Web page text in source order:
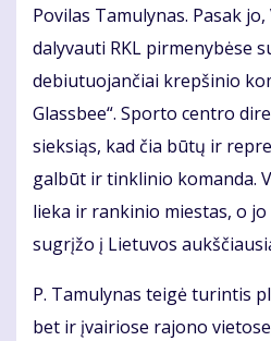
Povilas Tamulynas. Pasak
dalyvauti RKL pirmenybėse
debiutuojančiai krepšinio
Glassbee“. Sporto centro
sieksiąs, kad čia būtų ir
galbūt ir tinklinio komanda.
lieka ir rankinio miestas, o jo
sugrįžo į Lietuvos
P. Tamulynas teigė turintis
bet ir įvairiose rajono